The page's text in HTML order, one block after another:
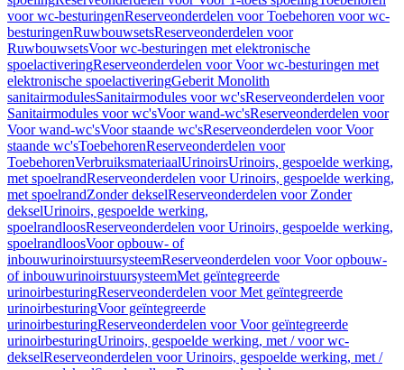
voor wc-besturingenReserveonderdelen voor Toebehoren voor wc-
besturingenRuwbouwsetsReserveonderdelen voor
RuwbouwsetsVoor wc-besturingen met elektronische
spoelactiveringReserveonderdelen voor Voor wc-besturingen met
elektronische spoelactiveringGeberit Monolith
sanitairmodulesSanitairmodules voor wc'sReserveonderdelen voor
Sanitairmodules voor wc'sVoor wand-wc'sReserveonderdelen voor
Voor wand-wc'sVoor staande wc'sReserveonderdelen voor Voor
staande wc'sToebehorenReserveonderdelen voor
ToebehorenVerbruiksmateriaalUrinoirsUrinoirs, gespoelde werking,
met spoelrandReserveonderdelen voor Urinoirs, gespoelde werking,
met spoelrandZonder dekselReserveonderdelen voor Zonder
dekselUrinoirs, gespoelde werking,
spoelrandloosReserveonderdelen voor Urinoirs, gespoelde werking,
spoelrandloosVoor opbouw- of
inbouwurinoirstuursysteemReserveonderdelen voor Voor opbouw-
of inbouwurinoirstuursysteemMet geïntegreerde
urinoirbesturingReserveonderdelen voor Met geïntegreerde
urinoirbesturingVoor geïntegreerde
urinoirbesturingReserveonderdelen voor Voor geïntegreerde
urinoirbesturingUrinoirs, gespoelde werking, met / voor wc-
dekselReserveonderdelen voor Urinoirs, gespoelde werking, met /